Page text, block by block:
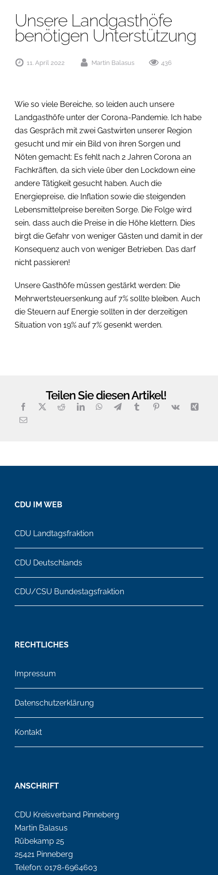
Unsere Landgasthöfe
benötigen Unterstützung
11. April 2022 Martin Balasus 436
Wie so viele Bereiche, so leiden auch unsere
Landgasthöfe unter der Corona-Pandemie. Ich habe
das Gespräch mit zwei Gastwirten unserer Region
gesucht und mir ein Bild von ihren Sorgen und
Nöten gemacht: Es fehlt nach 2 Jahren Corona an
Fachkräften, da sich viele über den Lockdown eine
andere Tätigkeit gesucht haben. Auch die
Energiepreise, die Inflation sowie die steigenden
Lebensmittelpreise bereiten Sorge. Die Folge wird
sein, dass auch die Preise in die Höhe klettern. Dies
birgt die Gefahr von weniger Gästen und damit in der
Konsequenz auch von weniger Betrieben. Das darf
nicht passieren!
Unsere Gasthöfe müssen gestärkt werden: Die
Mehrwertsteuersenkung auf 7% sollte bleiben. Auch
die Steuern auf Energie sollten in der derzeitigen
Situation von 19% auf 7% gesenkt werden.
Teilen Sie diesen Artikel!
CDU IM WEB
CDU Landtagsfraktion
CDU Deutschlands
CDU/CSU Bundestagsfraktion
RECHTLICHES
Impressum
Datenschutzerklärung
Kontakt
ANSCHRIFT
CDU Kreisverband Pinneberg
Martin Balasus
Rübekamp 25
25421 Pinneberg
Telefon: 0178-6964603